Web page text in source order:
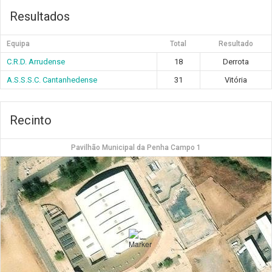
Resultados
Equipa Total Resultado
C.R.D. Arrudense 18
Derrota
A.S.S.S.C. Cantanhedense
31 Vitória
Recinto
Pavilhão Municipal da Penha Campo 1